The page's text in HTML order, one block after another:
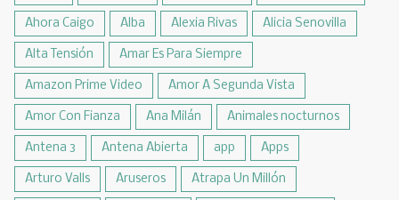
Ahora Caigo Alba Alexia Rivas Alicia Senovilla
Alta Tensión Amar Es Para Siempre
Amazon Prime Video Amor A Segunda Vista
Amor Con Fianza Ana Milán Animales nocturnos
Antena 3 Antena Abierta app Apps
Arturo Valls Aruseros Atrapa Un Millón